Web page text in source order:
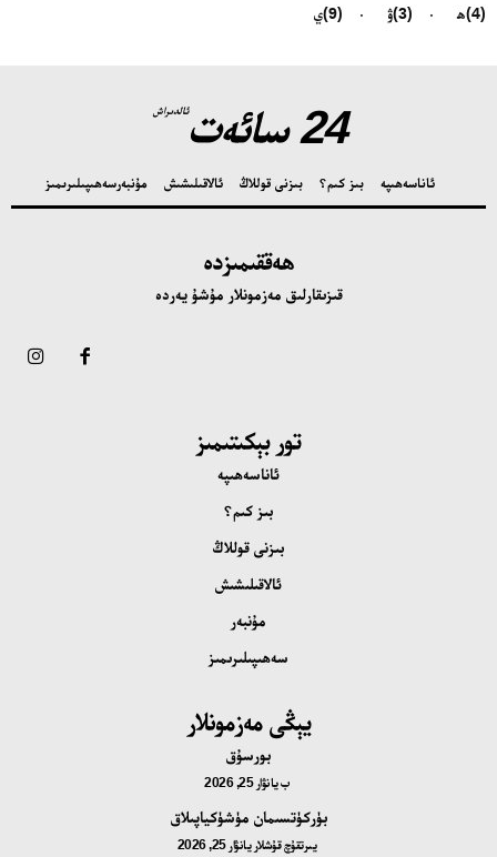
ھ
(4) ۋ (3) ي (9)
24 سائەت ئالدىراش
ئاناسەھىپە بىز كىم؟ بىزنى قوللاڭ ئالاقىلىشىش مۇنبەرسەھىپىلىرىمىز
ھەققىمىزدە
قىزىقارلىق مەزمونلار مۇشۇ يەردە
تور بېكىتىمىز
ئاناسەھىپە
بىز كىم؟
بىزنى قوللاڭ
ئالاقىلىشىش
مۇنبەر
سەھىپىلىرىمىز
يېڭى مەزمونلار
بورسۇق
بيانۋار 25, 2026
بۈركۈتسىمان مۈشۈكياپىلاق
يىرتقۇچ قۇشلار يانۋار 25, 2026